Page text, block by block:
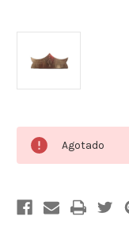
actual
de
Agotado